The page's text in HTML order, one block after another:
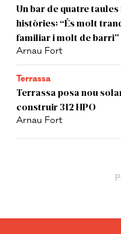
Un bar de quatre taules
històries: “És molt
familiar i molt de barri”
Arnau Fort
Terrassa
Terrassa posa nou
construir 312 HPO
Arnau Fort